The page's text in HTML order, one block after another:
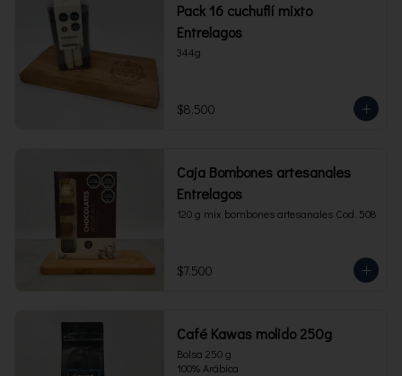
Pack 16 cuchuflí mixto
Entrelagos
344g
$8.500
Caja Bombones artesanales
Entrelagos
120 g mix bombones artesanales Cod. 508
$7.500
Café Kawas molido 250g
Bolsa 250 g
100% Arábica